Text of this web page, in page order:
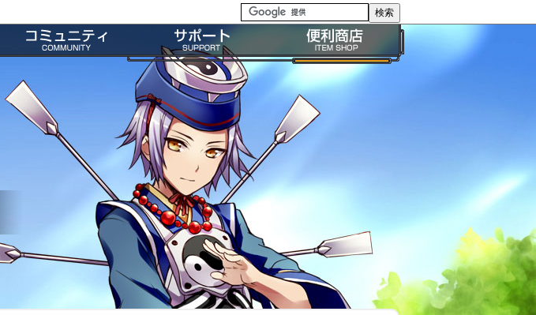
師団＆友だち募集掲示板
ファンキット
ファンサイト
M2オリジナル辞書
壁紙
師団ランキング
よくある質問・FAQ
お問い合わせ
ガイドライン
利用規約
便利商店ガイド
BP購入ガイド